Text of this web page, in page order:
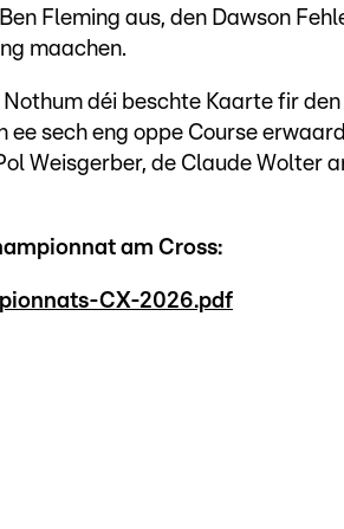
Fleming aus, den Dawson
maachen.
Nothum déi beschte Kaarte fir
ee sech eng oppe Course
Weisgerber, de Claude Wolter
am Cross:
CX-2026.pdf